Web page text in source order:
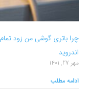
چرا باتری گوشی من زود
اندروید
مهر 27, 1401
ادامه مطلب